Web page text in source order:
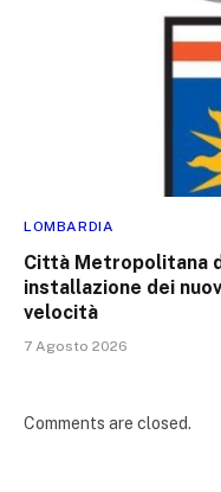
LOMBARDIA
Città Metropolitana
installazione dei
velocità
7 Agosto 2026
Comments are closed.